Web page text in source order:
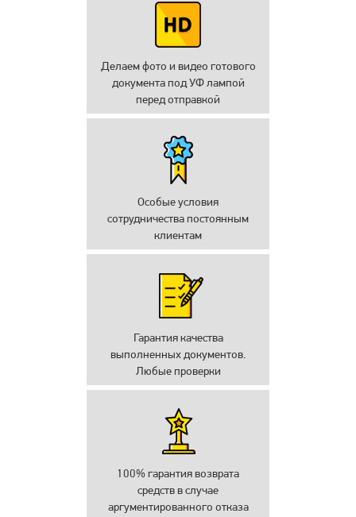
Делаем фото и видео готового
документа под УФ лампой
перед отправкой
Особые условия
сотрудничества постоянным
клиентам
Гарантия качества
выполненных документов.
Любые проверки
100% гарантия возврата
средств в случае
аргументированного отказа